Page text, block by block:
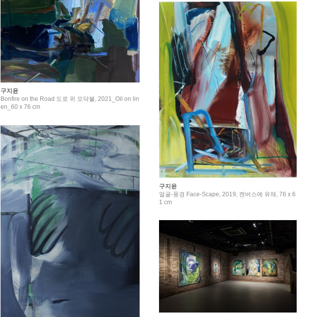
구지윤
Bonfire on the Road 도로 위 모닥불, 2021_Oil on lin
en_60 x 76 cm
구지윤
얼굴-풍경 Face-Scape, 2019, 캔버스에 유채, 76 x 6
1 cm